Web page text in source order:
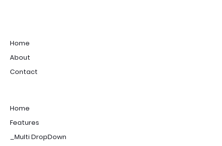
Home
About
Contact
Home
Features
_Multi DropDown